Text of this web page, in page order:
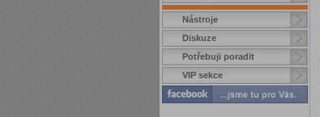
Nástroje
Diskuze
Potřebuji poradit
VIP sekce